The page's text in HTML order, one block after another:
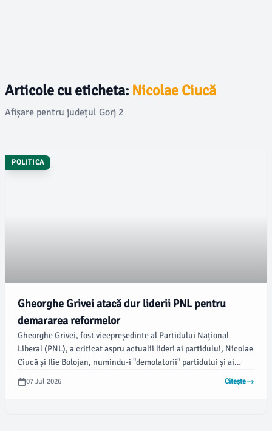
Articole cu eticheta: Nicolae Ciucă
Afișare pentru județul Gorj 2
POLITICA
Gheorghe Grivei atacă dur liderii PNL pentru
demararea reformelor
Gheorghe Grivei, fost vicepreședinte al Partidului Național
Liberal (PNL), a criticat aspru actualii lideri ai partidului, Nicolae
Ciucă și Ilie Bolojan, numindu-i "demolatorii" partidului și ai
României. Declarațiile sale par să vină în urma recentei
nominalizări a prim-vicepreședintelui Adrian Veștea ca premier,
07 Jul 2026 Citește